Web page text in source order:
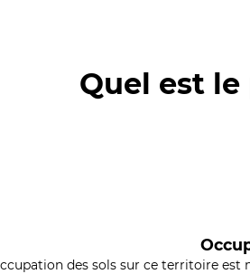
Quel est
des sols sur ce territoire est